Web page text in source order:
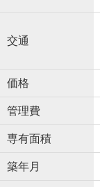
交通
価格
管理費
専有面積
築年月